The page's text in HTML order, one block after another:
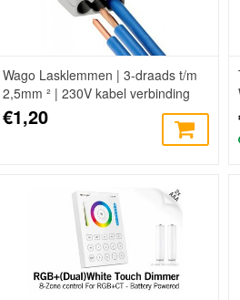
Wago Lasklemmen | 3-draads t/m
2,5mm ² | 230V kabel verbinding
€1,20